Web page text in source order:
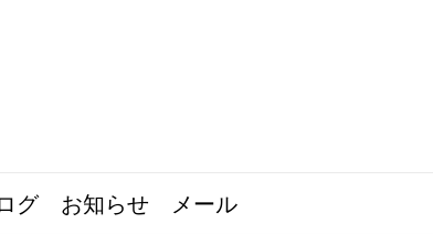
グ お知らせ メール